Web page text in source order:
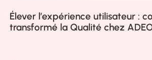
Élever l’expérience utilisateur :
transformé la Qualité chez